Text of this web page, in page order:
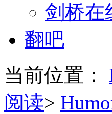
剑桥在
翻吧
当前位置：
阅读>